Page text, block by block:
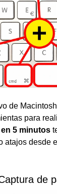
de
para
en 5 minutos
atajos desde
de